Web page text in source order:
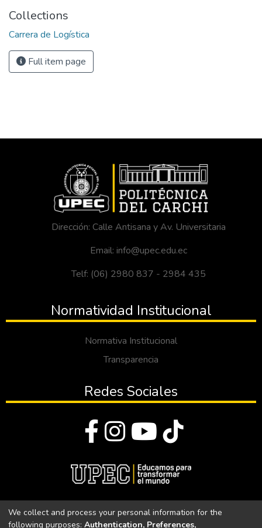
Collections
Carrera de Logística
Full item page
Dirección: Calle Antisana y Av. Universitaria
Email: info@upec.edu.ec
Telf: (06) 2980 837 - 2984 435
Normatividad Institucional
Normativa Institucional
Transparencia
Redes Sociales
We collect and process your personal information for the
following purposes: Authentication, Preferences,